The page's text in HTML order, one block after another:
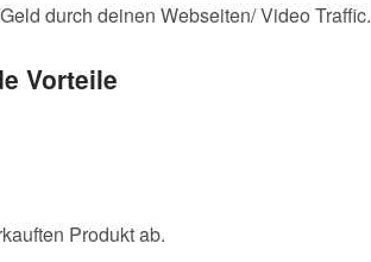
durch deinen Webseiten/ Video Traffic.
Vorteile
Produkt ab.